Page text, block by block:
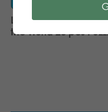
Larsen Maxi Animals
the World 28 pcs